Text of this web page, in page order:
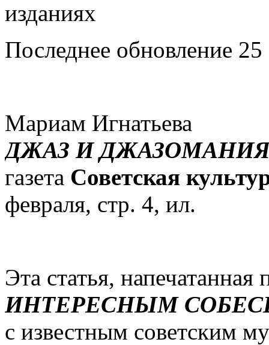
Последнее обновление 25
Мариам Игнатьева
ДЖАЗ И
газета Советская
февраля, стр. 4, ил.
Эта статья,
ИНТЕРЕСНЫМ
с известным советским